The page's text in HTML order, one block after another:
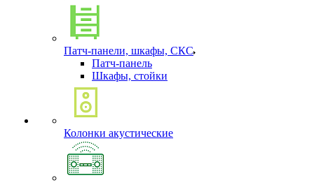
Патч-панели, шкафы, СКС
Патч-панель
Шкафы, стойки
Колонки акустические